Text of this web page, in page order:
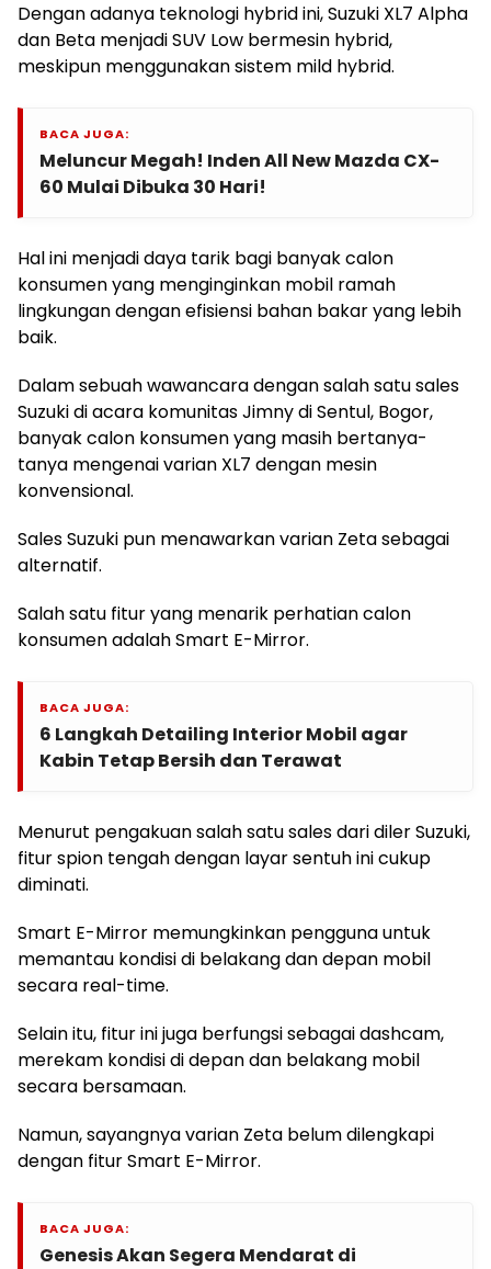
Dengan adanya teknologi hybrid ini, Suzuki XL7 Alpha
dan Beta menjadi SUV Low bermesin hybrid,
meskipun menggunakan sistem mild hybrid.
BACA JUGA:
Meluncur Megah! Inden All New Mazda CX-
60 Mulai Dibuka 30 Hari!
Hal ini menjadi daya tarik bagi banyak calon
konsumen yang menginginkan mobil ramah
lingkungan dengan efisiensi bahan bakar yang lebih
baik.
Dalam sebuah wawancara dengan salah satu sales
Suzuki di acara komunitas Jimny di Sentul, Bogor,
banyak calon konsumen yang masih bertanya-
tanya mengenai varian XL7 dengan mesin
konvensional.
Sales Suzuki pun menawarkan varian Zeta sebagai
alternatif.
Salah satu fitur yang menarik perhatian calon
konsumen adalah Smart E-Mirror.
BACA JUGA:
6 Langkah Detailing Interior Mobil agar
Kabin Tetap Bersih dan Terawat
Menurut pengakuan salah satu sales dari diler Suzuki,
fitur spion tengah dengan layar sentuh ini cukup
diminati.
Smart E-Mirror memungkinkan pengguna untuk
memantau kondisi di belakang dan depan mobil
secara real-time.
Selain itu, fitur ini juga berfungsi sebagai dashcam,
merekam kondisi di depan dan belakang mobil
secara bersamaan.
Namun, sayangnya varian Zeta belum dilengkapi
dengan fitur Smart E-Mirror.
BACA JUGA:
Genesis Akan Segera Mendarat di